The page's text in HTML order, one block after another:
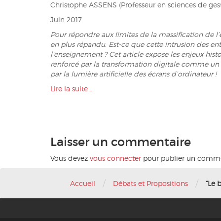
Christophe ASSENS (Professeur en sciences de
Juin 2017
Pour répondre aux limites de la massification de
en plus répandu. Est-ce que cette intrusion des
l’enseignement ? Cet article expose les enjeux
renforcé par la transformation digitale comme un
par la lumière artificielle des écrans d’ordinateur !
Lire la suite…
Laisser un commentaire
Vous devez vous connecter pour publier un
Accueil / Débats et Propositions / “Le